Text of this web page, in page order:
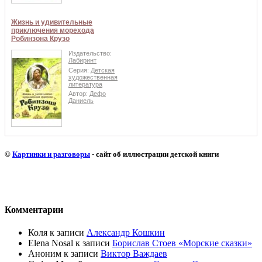
Жизнь и удивительные
приключения морехода
Робинзона Крузо
Издательство:
Лабиринт
Серия: Детская
художественная
литература
Автор: Дефо
Даниель
© Картинки и разговоры - сайт об иллюстрации детской книги
Комментарии
Коля к записи Александр Кошкин
Elena Nosal к записи Борислав Стоев «Морские сказки»
Аноним к записи Виктор Важдаев